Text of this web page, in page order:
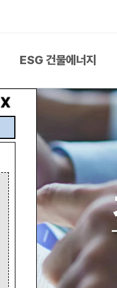
ESG 건물에너지
x